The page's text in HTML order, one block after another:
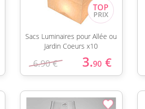
Sacs Luminaires pour Allée ou
Jardin Coeurs x10
6.90 € 3.90 €